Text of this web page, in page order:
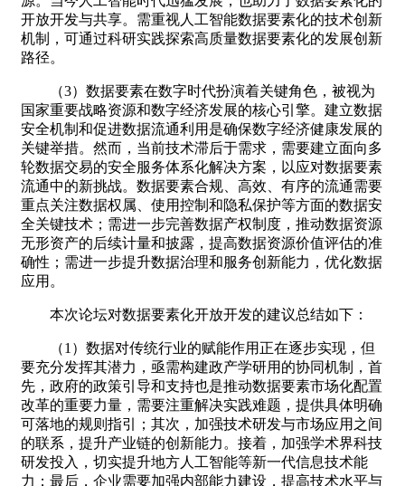
开放开发与共享。需重视人工智能数据要素化的技术创新
机制，可通过科研实践探索高质量数据要素化的发展创新
路径。
（3）数据要素在数字时代扮演着关键角色，被视为
国家重要战略资源和数字经济发展的核心引擎。建立数据
安全机制和促进数据流通利用是确保数字经济健康发展的
关键举措。然而，当前技术滞后于需求，需要建立面向多
轮数据交易的安全服务体系化解决方案，以应对数据要素
流通中的新挑战。数据要素合规、高效、有序的流通需要
重点关注数据权属、使用控制和隐私保护等方面的数据安
全关键技术；需进一步完善数据产权制度，推动数据资源
无形资产的后续计量和披露，提高数据资源价值评估的准
确性；需进一步提升数据治理和服务创新能力，优化数据
应用。
本次论坛对数据要素化开放开发的建议总结如下：
（1）数据对传统行业的赋能作用正在逐步实现，但
要充分发挥其潜力，亟需构建政产学研用的协同机制，首
先，政府的政策引导和支持也是推动数据要素市场化配置
改革的重要力量，需要注重解决实践难题，提供具体明确
可落地的规则指引；其次，加强技术研发与市场应用之间
的联系，提升产业链的创新能力。接着，加强学术界科技
研发投入，切实提升地方人工智能等新一代信息技术能
力；最后，企业需要加强内部能力建设，提高技术水平与